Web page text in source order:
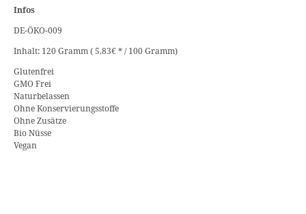
Infos
DE-ÖKO-009
Inhalt: 120 Gramm ( 5,83€ * / 100 Gramm)
Glutenfrei
GMO Frei
Naturbelassen
Ohne Konservierungsstoffe
Ohne Zusätze
Bio Nüsse
Vegan